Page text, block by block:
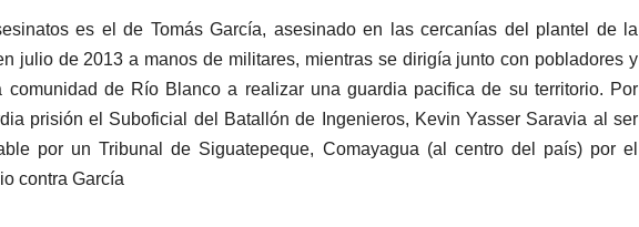
es el de Tomás García, asesinado en las cercanías del plantel de la
julio de 2013 a manos de militares, mientras se dirigía junto con pobladores y
comunidad de Río Blanco a realizar una guardia pacifica de su territorio. Por
prisión el Suboficial del Batallón de Ingenieros, Kevin Yasser Saravia al ser
por un Tribunal de Siguatepeque, Comayagua (al centro del país) por el
contra García